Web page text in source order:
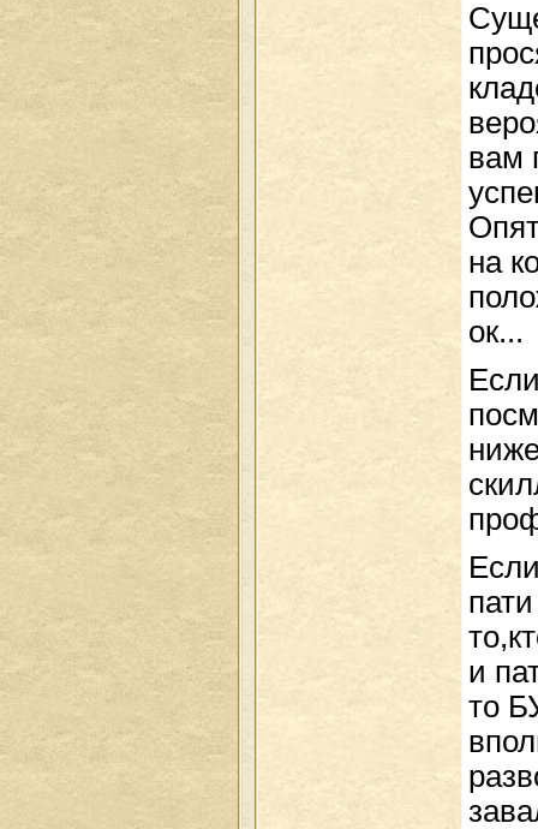
вам
на
ок...
и
то